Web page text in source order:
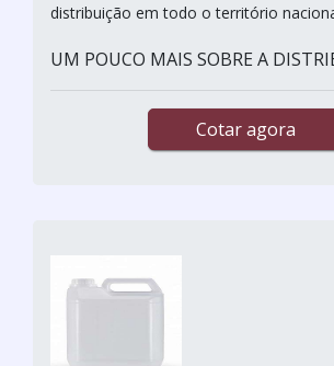
distribuição em todo o território
UM POUCO MAIS SOBRE A
Cotar agora